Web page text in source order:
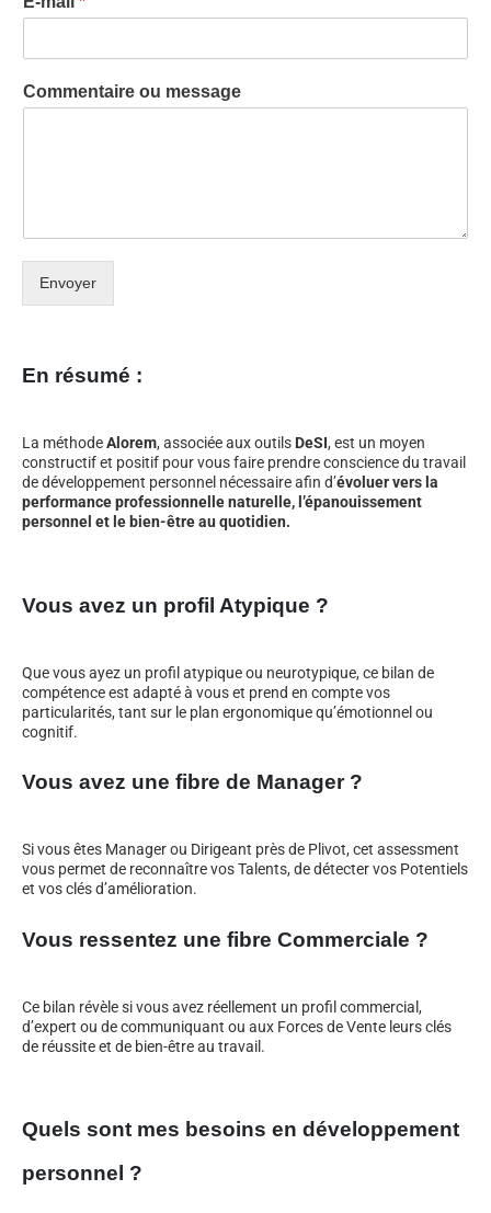
Commentaire ou message
Envoyer
En résumé :
La méthodeAlorem, associée aux outils DeSI, est un moyen
constructif et positif pour vous faire prendre conscience du travail
de développement personnel nécessaire afin d’évoluer vers la
performance professionnelle naturelle, l’épanouissement
personnel et le bien-être au quotidien.
Vous avez un profil Atypique ?
Que vous ayez un profil atypique ou neurotypique, ce bilan de
compétence est adapté à vous et prend en compte vos
particularités, tant sur le plan ergonomique qu’émotionnel ou
cognitif.
Vous avez une fibre de Manager ?
Si vous êtes Manager ou Dirigeant près de Plivot, cet assessment
vous permet de reconnaître vos Talents, de détecter vos Potentiels
et vos clés d’amélioration.
Vous ressentez une fibre Commerciale ?
Ce bilan révèle si vous avez réellement un profil commercial,
d’expert ou de communiquant ou aux Forces de Vente leurs clés
de réussite et de bien-être au travail.
Quels sont mes besoins en développement
personnel ?